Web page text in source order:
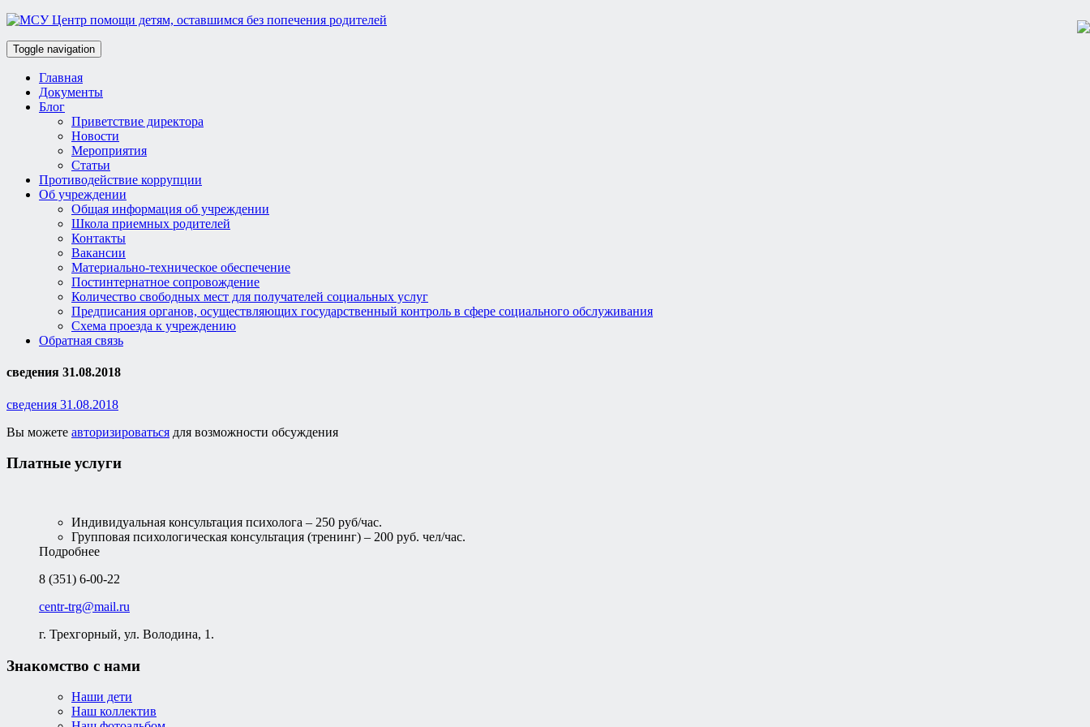
Toggle navigation
Главная
Документы
Блог
Приветствие директора
Новости
Мероприятия
Статьи
Противодействие коррупции
Об учреждении
Общая информация об учреждении
Школа приемных родителей
Контакты
Вакансии
Материально-техническое обеспечение
Постинтернатное сопровождение
Количество свободных мест для получателей социальных услуг
Предписания органов, осуществляющих государственный контроль в сфере социального обслуживания
Схема проезда к учреждению
Обратная связь
сведения 31.08.2018
сведения 31.08.2018
Вы можете авторизироваться для возможности обсуждения
Платные услуги
Индивидуальная консультация психолога – 250 руб/час.
Групповая психологическая консультация (тренинг) – 200 руб. чел/час.
Подробнее
8 (351) 6-00-22
centr-trg@mail.ru
г. Трехгорный, ул. Володина, 1.
Знакомство с нами
Наши дети
Наш коллектив